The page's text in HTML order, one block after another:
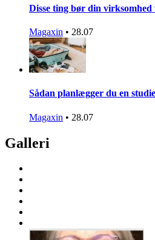
Disse ting bør din
Magaxin • 28.07
Sådan planlægger du en
Magaxin • 28.07
Galleri